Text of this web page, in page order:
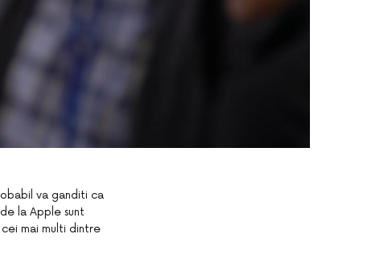
va ganditi ca
la Apple sunt
mai multi dintre